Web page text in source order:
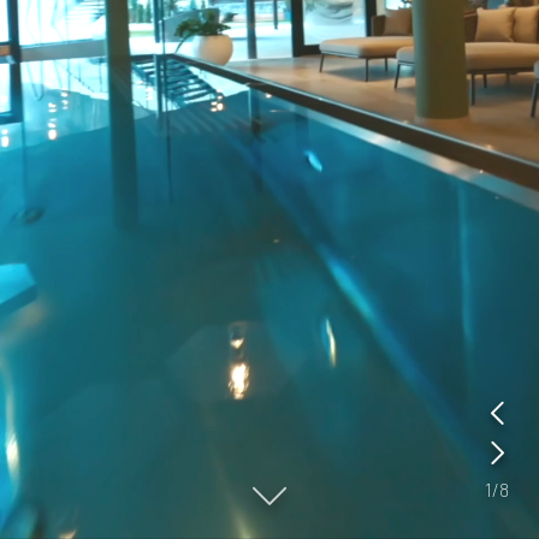
1/8
sondern auch von den kleinen Erleichterungen, die den Aufenthalt
entspannt machen. Im Schwarzenstein genießen Familien
Inclusivemit Frühstück, Nachmittagsbuffet und Gourmet-Dinner am
Abend. Softgetränke, Kaffee und Tee vom Buffet sind inklusive.
Dazu kommen viele familienfreundliche Leistungen im Hotelalltag:
eine
Waschraum mit Waschmaschine, Trockner
, zahlreiche Angebote für Babys und Kleinkinder sowie
mehr Komfort, mehr Flexibilität und mehr Zeit für gemeinsame
Küche für Familien, die Ihnen rund um die Uhr zur Verfügung steht;
so können Sie jederzeit das Fläschchen für Ihr Baby vorbereiten,
Ihren Kleinen einen Snack servieren und, und, und.
In unserem Waschraum stehen Ihnen Waschmaschine, Trockner
und Bügeleisen kostenlos zur Verfügung, damit es Ihnen nie an
sauberer Kleidung mangelt.
Für die Kleinen gibt es zwei Spielräume, eine Kletterwand und viele
Spielsachen, die glücklich machen.